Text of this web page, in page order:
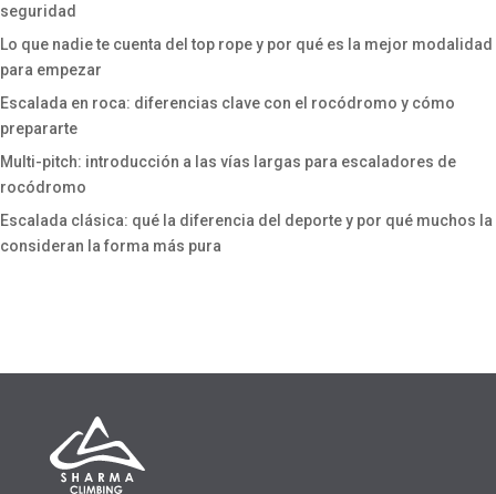
seguridad
Lo que nadie te cuenta del top rope y por qué es la mejor modalidad
para empezar
Escalada en roca: diferencias clave con el rocódromo y cómo
prepararte
Multi-pitch: introducción a las vías largas para escaladores de
rocódromo
Escalada clásica: qué la diferencia del deporte y por qué muchos la
consideran la forma más pura